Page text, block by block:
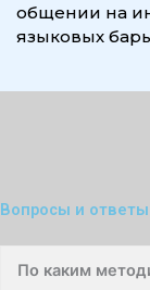
общении на
языковых
Вопросы и ответы
По каким